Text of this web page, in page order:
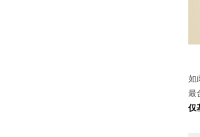
如
最
仅